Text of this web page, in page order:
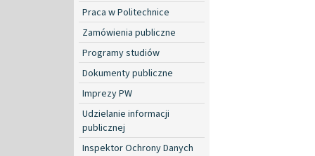
Praca w Politechnice
Zamówienia publiczne
Programy studiów
Dokumenty publiczne
Imprezy PW
Udzielanie informacji
publicznej
Inspektor Ochrony Danych